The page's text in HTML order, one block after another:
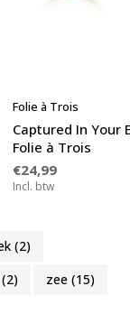
Folie à Trois
Captured In Your
Folie à Trois
€24,99
Incl. btw
(2)
(2) zee (15)